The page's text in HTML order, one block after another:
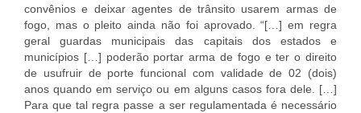
convênios e deixar agentes de trânsito usarem armas de
fogo, mas o pleito ainda não foi aprovado. “[…] em regra
geral guardas municipais das capitais dos estados e
municípios […] poderão portar arma de fogo e ter o direito
de usufruir de porte funcional com validade de 02 (dois)
anos quando em serviço ou em alguns casos fora dele. […]
Para que tal regra passe a ser regulamentada é necessário